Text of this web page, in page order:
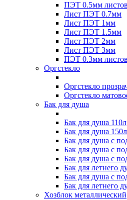
ПЭТ 0.5мм
Лист ПЭТ 0.7мм
Лист ПЭТ 1мм
Лист ПЭТ 1.5мм
Лист ПЭТ 2мм
Лист ПЭТ 3мм
ПЭТ 0.3мм
Оргстекло
Оргстекло
Оргстекло
Бак для душа
Бак для душа 110л
Бак для душа 150л
Бак для душа с
Бак для душа с
Бак для душа с
Бак для летнего
Бак для душа с
Бак для летнего
Хозблок металлический